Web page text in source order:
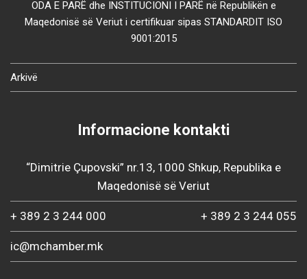
ODA E PARË dhe INSTITUCIONI I PARË në Republikën e
Maqedonisë së Veriut i certifikuar sipas STANDARDIT ISO
9001:2015
Arkivë
Informacione kontakti
“Dimitrie Çupovski” nr.13, 1000 Shkup, Republika e
Maqedonisë së Veriut
+ 389 2 3 244 000 + 389 2 3 244 055
ic@mchamber.mk